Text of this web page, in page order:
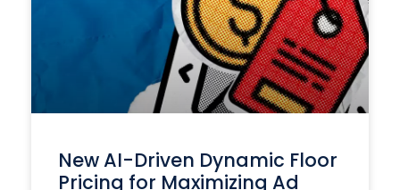
New AI-Driven Dynamic Floor
Pricing for Maximizing Ad